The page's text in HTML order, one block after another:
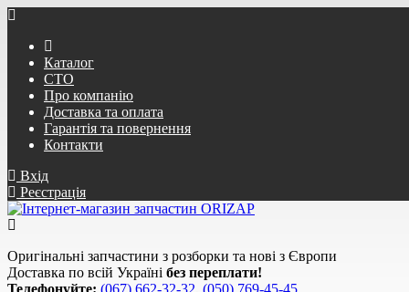
Каталог
СТО
Про компанію
Доставка та оплата
Гарантія та повернення
Контакти
Вхід
Реєстрація
Оригінальні запчастини з розборки та нові з Європи
Доставка по всій Україні без переплати!
Телефонуйте: (067) 662-32-32, (050) 769-45-45